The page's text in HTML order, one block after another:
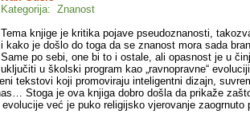
Kategorija: Znanost
Tema knjige je kritika pojave pseudoznanosti,
i kako je došlo do toga da se znanost mora sada
Same po sebi, one bi to i ostale, ali opasnost je u
uključiti u školski program kao „ravnopravne“
tekstovi koji promoviraju inteligentni dizajn,
Stoga je ova knjiga dobro došla da prikaže
već je puko religijsko vjerovanje zaogrnuto